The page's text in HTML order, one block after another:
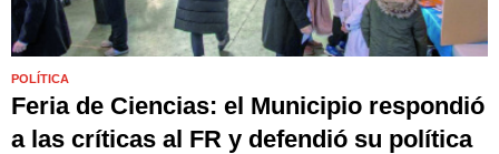
POLÍTICA
Feria de Ciencias: el Municipio respondió
a las críticas al FR y defendió su política